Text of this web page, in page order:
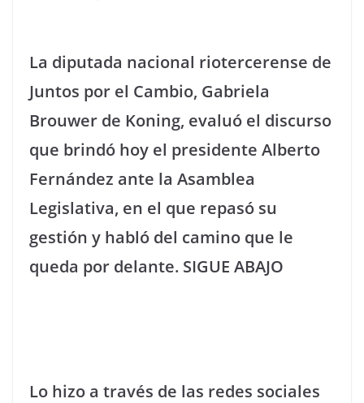
La diputada nacional riotercerense de
Juntos por el Cambio, Gabriela
Brouwer de Koning, evaluó el discurso
que brindó hoy el presidente Alberto
Fernández ante la Asamblea
Legislativa, en el que repasó su
gestión y habló del camino que le
queda por delante. SIGUE ABAJO
Lo hizo a través de las redes sociales